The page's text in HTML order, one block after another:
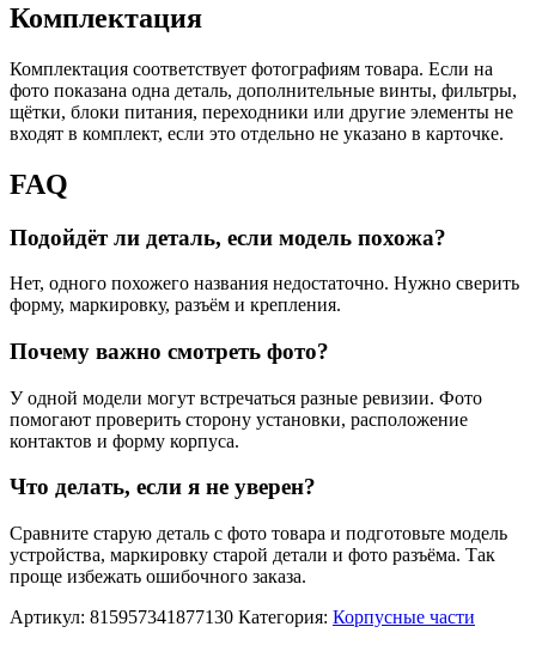
Комплектация
Комплектация соответствует фотографиям товара. Если на
фото показана одна деталь, дополнительные винты, фильтры,
щётки, блоки питания, переходники или другие элементы не
входят в комплект, если это отдельно не указано в карточке.
FAQ
Подойдёт ли деталь, если модель похожа?
Нет, одного похожего названия недостаточно. Нужно сверить
форму, маркировку, разъём и крепления.
Почему важно смотреть фото?
У одной модели могут встречаться разные ревизии. Фото
помогают проверить сторону установки, расположение
контактов и форму корпуса.
Что делать, если я не уверен?
Сравните старую деталь с фото товара и подготовьте модель
устройства, маркировку старой детали и фото разъёма. Так
проще избежать ошибочного заказа.
Артикул: 815957341877130 Категория: Корпусные части